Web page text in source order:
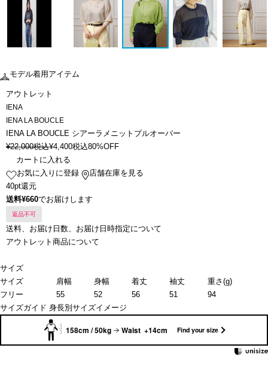
モデル着用アイテム
アウトレット
IENA
IENA LA BOUCLE
IENA LA BOUCLE シアーラメニットプルオーバー
¥22,000税込¥4,400税込80%OFF
カートに入れる
お気に入りに登録
店舗在庫を見る
40pt還元
送料¥660でお届けします
返品不可
送料、お届け日数、お届け日時指定について
アウトレット商品について
サイズ
サイズ
肩幅 身幅 着丈 袖丈
重さ(g)
フリー
55 52 56 51
94
サイズガイド 身長別サイズイメージ
158cm / 50kg Waist +14cm Find your size